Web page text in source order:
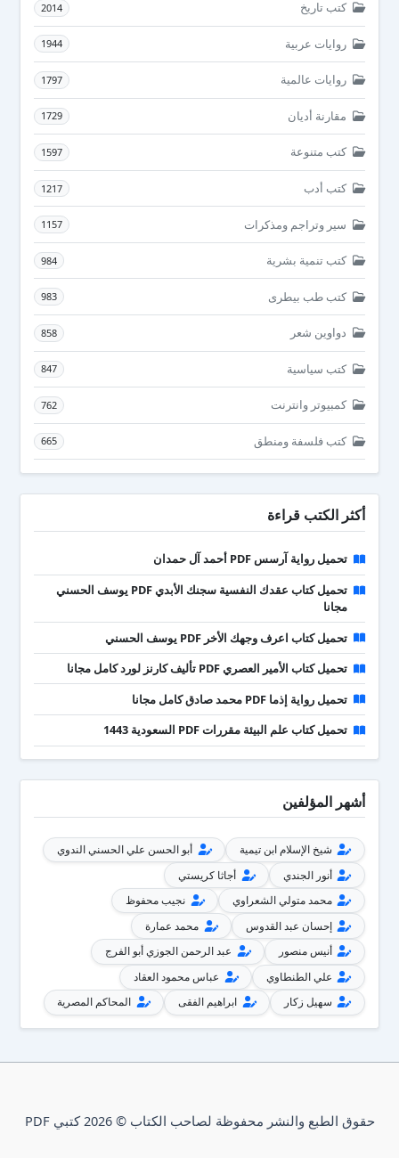
كتب تاريخ 2014
روايات عربية 1944
روايات عالمية 1797
مقارنة أديان 1729
كتب متنوعة 1597
كتب أدب 1217
سير وتراجم ومذكرات 1157
كتب تنمية بشرية 984
كتب طب بيطرى 983
دواوين شعر 858
كتب سياسية 847
كمبيوتر وانترنت 762
كتب فلسفة ومنطق 665
أكثر الكتب قراءة
تحميل رواية آرسس PDF أحمد آل حمدان
تحميل كتاب عقدك النفسية سجنك الأبدي PDF يوسف الحسني
مجانا
تحميل كتاب اعرف وجهك الأخر PDF يوسف الحسني
تحميل كتاب الأمير العصري PDF تأليف كارنز لورد كامل مجانا
تحميل رواية إذما PDF محمد صادق كامل مجانا
تحميل كتاب علم البيئة مقررات PDF السعودية 1443
أشهر المؤلفين
شيخ الإسلام ابن تيمية
أبو الحسن علي الحسني الندوي
أنور الجندي
أجاثا كريستي
محمد متولي الشعراوي
نجيب محفوظ
إحسان عبد القدوس
محمد عمارة
أنيس منصور
عبد الرحمن الجوزي أبو الفرج
علي الطنطاوي
عباس محمود العقاد
سهيل زكار
ابراهيم الفقى المحاكم المصرية
حقوق الطبع والنشر محفوظة لصاحب الكتاب © 2026 كتبي PDF